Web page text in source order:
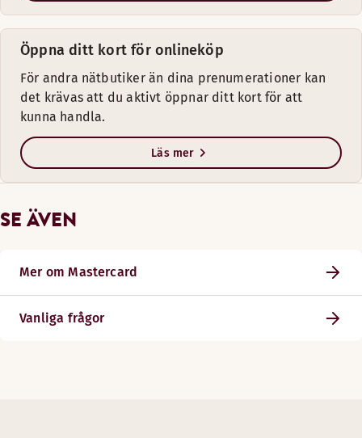
Öppna ditt kort för onlineköp
För andra nätbutiker än dina prenumerationer kan
det krävas att du aktivt öppnar ditt kort för att
kunna handla.
Läs mer
SE ÄVEN
Mer om Mastercard
Vanliga frågor